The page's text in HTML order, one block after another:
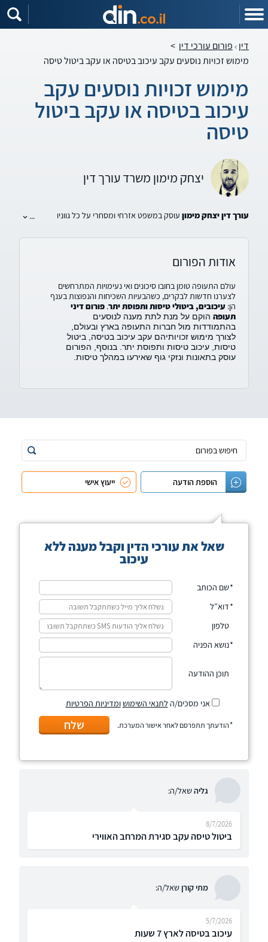
דין פורום עורכי דין >
מימוש זכויות נוסעים עקב עיכוב בטיסה או עקב ביטול טיסה
מימוש זכויות נוסעים עקב
עיכוב בטיסה או עקב ביטול
טיסה
יצחק מימון משרד עורך דין
עורך דין יצחק מימון עוסק במשפט אזרחי ומסחרי על כל גווניו
לקוח על מנת להשיג עבורו את התוצאה המיטבית.
הארץ.
ייעוץ ראשוני ללא עלות וללא התחייבות!
...
אודות הפורום
עולם התעופה טומן בחובו סיכונים ואי נעימויות המתרחשים
לצערנו חדשות לבקרים, כשהבעיות השכיחות והנפוצות בענף
הן: עיכובים, ביטולי טיסות ותפוסת יתר.פורום דיני
תעופה הוקם על מנת לתת מענה לנוסעים
בהתמודדות מול חברות התעופה בארץ ובעולם,
לצורך מימוש זכויותיהם עקב עיכוב בטיסה, ביטול
טיסות, עיכוב טיסות ותפוסת יתר. בנוסף, הפורום
עוסק בתאונות ונזקי גוף שאירעו במהלך טיסות.
הוספת הודעה ייעוץ אישי
שאל את עורכי הדין וקבל מענה ללא
עיכוב
שם הכותב
דוא"ל
טלפון
נושא הפניה
תוכן ההודעה
אני מסכים/הלתנאי השימושומדיניות הפרטיות
הודעתך תתפרסם לאחר אישור המערכת. שלח
גליהשאל/ה:
ביטול טיסה עקב סגירת המרחב האווירי
8/7/2026
מתי קורןשאל/ה:
עיכוב בטיסה לארץ 7 שעות
5/7/2026